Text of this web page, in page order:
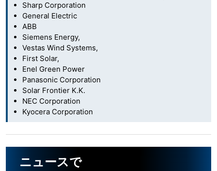
Sharp Corporation
General Electric
ABB
Siemens Energy,
Vestas Wind Systems,
First Solar,
Enel Green Power
Panasonic Corporation
Solar Frontier K.K.
NEC Corporation
Kyocera Corporation
ニュースで